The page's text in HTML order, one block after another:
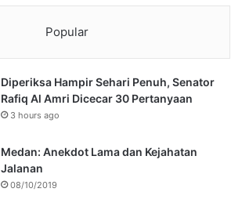
Popular
Diperiksa Hampir Sehari Penuh, Senator
Rafiq Al Amri Dicecar 30 Pertanyaan
3 hours ago
Medan: Anekdot Lama dan Kejahatan
Jalanan
08/10/2019